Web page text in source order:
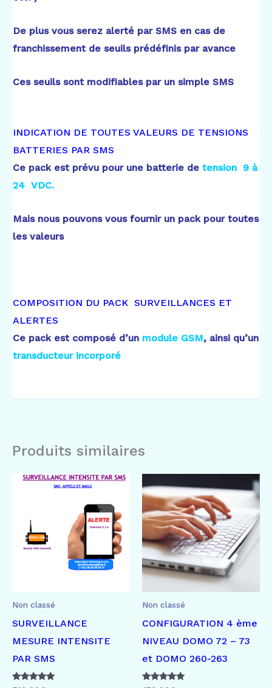
De plus vous serez alerté par SMS en cas de
franchissement de seuils prédéfinis par avance
Ces seuils sont modifiables par un simple SMS
INDICATION DE TOUTES VALEURS DE TENSIONS
BATTERIES PAR SMS
Ce pack est prévu pour une batterie de tension 9 à
24 VDC.
Mais nous pouvons vous fournir un pack pour toutes
les valeurs
COMPOSITION DU PACK SURVEILLANCES ET
ALERTES
Ce pack est composé d’un module GSM, ainsi qu’un
transducteur incorporé
Produits similaires
Non classé
SURVEILLANCE
MESURE INTENSITE
PAR SMS
Non classé
CONFIGURATION 4 ème
NIVEAU DOMO 72 – 73
et DOMO 260-263